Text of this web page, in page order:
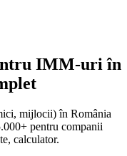
IMM-uri în
mijlocii) în România
pentru companii
calculator.